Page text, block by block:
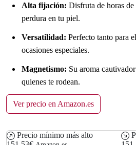
Alta fijación: Disfruta de horas
perdura en tu piel.
Versatilidad: Perfecto tanto para
ocasiones especiales.
Magnetismo: Su aroma
quienes te rodean.
Ver precio en Amazon.es
Precio mínimo más alto